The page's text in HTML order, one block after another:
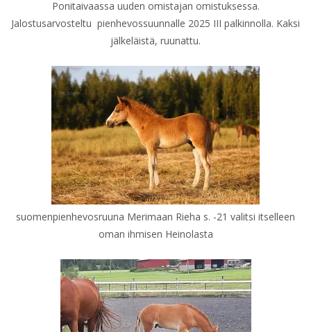
Ponitaivaassa uuden omistajan omistuksessa.
Jalostusarvosteltu pienhevossuunnalle 2025 III palkinnolla. Kaksi
jälkeläistä, ruunattu.
suomenpienhevosruuna Merimaan Rieha s. -21 valitsi itselleen
oman ihmisen Heinolasta